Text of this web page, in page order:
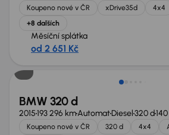
Koupeno nové v ČR xDrive35d 4x4
+8 dalších
Měsíční splátka
od 2 651 Kč
BMW 320 d
2015193 296 kmAutomatDiesel320 d
Koupeno nové v ČR 320 d 4x4